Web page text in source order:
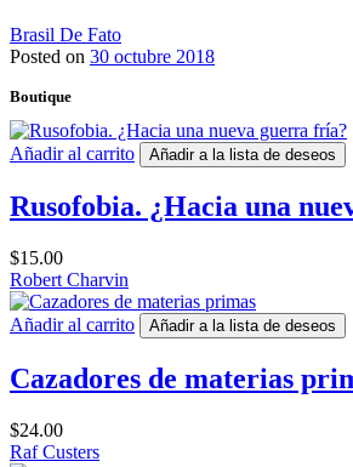
Brasil De Fato
Posted on 30 octubre 2018
Boutique
Añadir al carrito Añadir a la lista de deseos
Rusofobia. ¿Hacia una
$15.00
Robert Charvin
Añadir al carrito Añadir a la lista de deseos
Cazadores de materias
$24.00
Raf Custers